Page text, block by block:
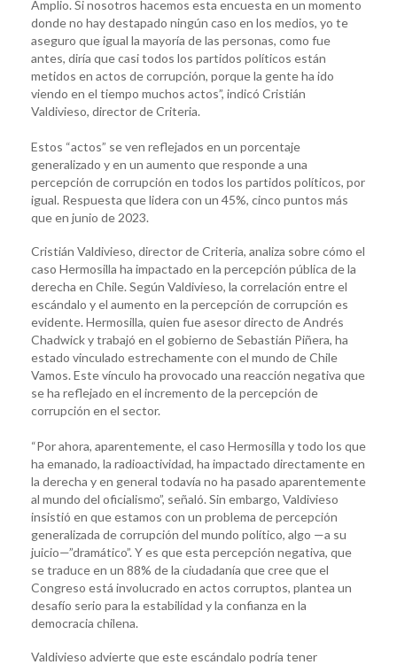
Amplio. Si nosotros hacemos esta encuesta en un momento
donde no hay destapado ningún caso en los medios, yo te
aseguro que igual la mayoría de las personas, como fue
antes, diría que casi todos los partidos políticos están
metidos en actos de corrupción, porque la gente ha ido
viendo en el tiempo muchos actos”, indicó Cristián
Valdivieso, director de Criteria.
Estos “actos” se ven reflejados en un porcentaje
generalizado y en un aumento que responde a una
percepción de corrupción en todos los partidos políticos, por
igual. Respuesta que lidera con un 45%, cinco puntos más
que en junio de 2023.
Cristián Valdivieso, director de Criteria, analiza sobre cómo el
caso Hermosilla ha impactado en la percepción pública de la
derecha en Chile. Según Valdivieso, la correlación entre el
escándalo y el aumento en la percepción de corrupción es
evidente. Hermosilla, quien fue asesor directo de Andrés
Chadwick y trabajó en el gobierno de Sebastián Piñera, ha
estado vinculado estrechamente con el mundo de Chile
Vamos. Este vínculo ha provocado una reacción negativa que
se ha reflejado en el incremento de la percepción de
corrupción en el sector.
“Por ahora, aparentemente, el caso Hermosilla y todo los que
ha emanado, la radioactividad, ha impactado directamente en
la derecha y en general todavía no ha pasado aparentemente
al mundo del oficialismo”, señaló. Sin embargo, Valdivieso
insistió en que estamos con un problema de percepción
generalizada de corrupción del mundo político, algo —a su
juicio—”dramático”. Y es que esta percepción negativa, que
se traduce en un 88% de la ciudadanía que cree que el
Congreso está involucrado en actos corruptos, plantea un
desafío serio para la estabilidad y la confianza en la
democracia chilena.
Valdivieso advierte que este escándalo podría tener